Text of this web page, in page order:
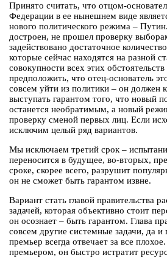
Принято считать, что отцом-
Федерации в ее нынешнем виде
нового политического режима –
достроен, не прошел проверку
задействовано достаточное
которые сейчас находятся на разной
совокупности всех этих
предположить, что отец-основатель
совсем уйти из политики – он должен
выступать гарантом того, что новый
останется необратимым, а новый
проверку сменой первых лиц. Если
исключим целый ряд вариантов.
Мы исключаем третий срок –
переносится в будущее, во-вторых,
сроке, скорее всего, разрушит
он не сможет быть гарантом извне.
Вариант стать главой правительства
задачей, которая объективно стоит
он осознает – быть гарантом. Глава
совсем другие системные задачи, да
премьер всегда отвечает за все
премьером, он быстро истратит